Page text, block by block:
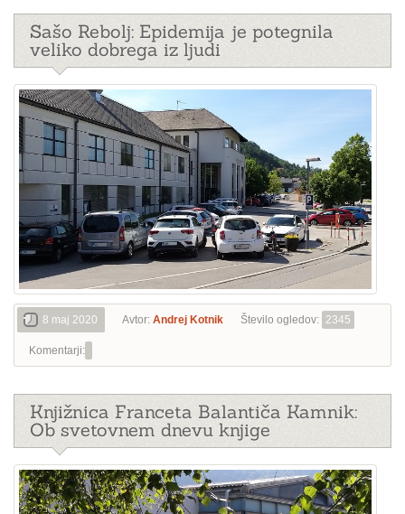
Sašo Rebolj: Epidemija je potegnila
veliko dobrega iz ljudi
8 maj 2020 Avtor: Andrej Kotnik Število ogledov: 2345
Komentarji:
Knjižnica Franceta Balantiča Kamnik:
Ob svetovnem dnevu knjige